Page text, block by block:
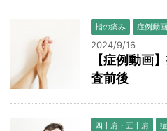
指の痛み 症例動画
2024/9/16
【症例動画
査前後
四十肩・五十肩